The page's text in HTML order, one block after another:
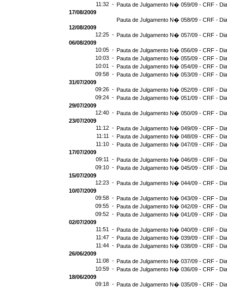
11:32 - Pauta de Julgamento N� 059/09 - CRF -
17/08/2009
Pauta de Julgamento N� 058/09 - CRF -
12/08/2009
12:25 - Pauta de Julgamento N� 057/09 - CRF -
06/08/2009
10:05 - Pauta de Julgamento N� 056/09 - CRF -
10:03 - Pauta de Julgamento N� 055/09 - CRF -
10:01 - Pauta de Julgamento N� 054/09 - CRF -
09:58 - Pauta de Julgamento N� 053/09 - CRF -
31/07/2009
09:26 - Pauta de Julgamento N� 052/09 - CRF -
09:24 - Pauta de Julgamento N� 051/09 - CRF -
29/07/2009
12:40 - Pauta de Julgamento N� 050/09 - CRF -
23/07/2009
11:12 - Pauta de Julgamento N� 049/09 - CRF -
11:11 - Pauta de Julgamento N� 048/09 - CRF -
11:10 - Pauta de Julgamento N� 047/09 - CRF -
17/07/2009
09:11 - Pauta de Julgamento N� 046/09 - CRF -
09:10 - Pauta de Julgamento N� 045/09 - CRF -
15/07/2009
12:23 - Pauta de Julgamento N� 044/09 - CRF -
10/07/2009
09:58 - Pauta de Julgamento N� 043/09 - CRF -
09:55 - Pauta de Julgamento N� 042/09 - CRF -
09:52 - Pauta de Julgamento N� 041/09 - CRF -
02/07/2009
11:51 - Pauta de Julgamento N� 040/09 - CRF -
11:47 - Pauta de Julgamento N� 039/09 - CRF -
11:44 - Pauta de Julgamento N� 038/09 - CRF -
26/06/2009
11:08 - Pauta de Julgamento N� 037/09 - CRF -
10:59 - Pauta de Julgamento N� 036/09 - CRF -
18/06/2009
09:18 - Pauta de Julgamento N� 035/09 - CRF -